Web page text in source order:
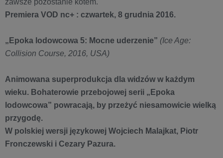
zawsze pozostanie kotem.
Premiera VOD nc+ : czwartek, 8 grudnia 2016.
„Epoka lodowcowa 5: Mocne uderzenie” (Ice Age:
Collision Course, 2016, USA)
Animowana superprodukcja dla widzów w każdym
wieku. Bohaterowie przebojowej serii „Epoka
lodowcowa” powracają, by przeżyć niesamowicie wielką
przygodę.
W polskiej wersji językowej Wojciech Malajkat, Piotr
Fronczewski i Cezary Pazura.